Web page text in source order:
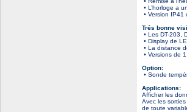
• L’horloge a
• Version IP41
Trés bonne
• Les DT-203,
• Display de
• La distance
• Versions de
Option:
• Sonde
Applications:
Afficher les
Avec les
de toute